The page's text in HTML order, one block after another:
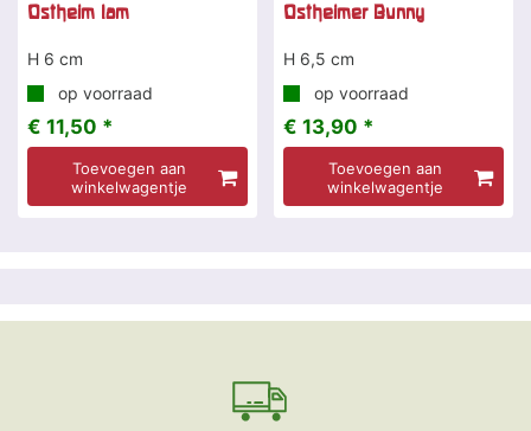
Ostheim lam
H 6 cm
op voorraad
€ 11,50 *
Toevoegen aan
winkelwagentje
Ostheimer Bunny
H 6,5 cm
op voorraad
€ 13,90 *
Toevoegen aan
winkelwagentje